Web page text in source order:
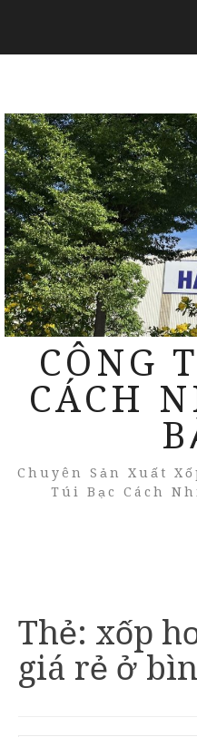
CÔNG
CÁCH
Chuyên Sản Xuất
Túi Bạc Cách
Thẻ: xốp
giá rẻ ở